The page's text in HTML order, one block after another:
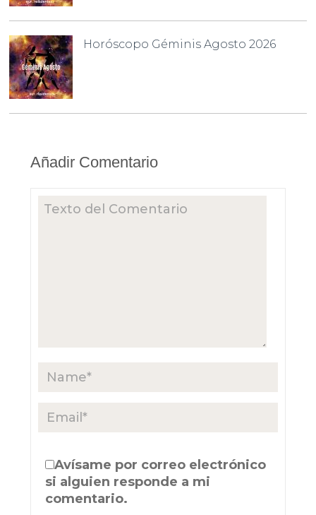
Horóscopo Géminis Agosto 2026
Añadir Comentario
Avísame por correo electrónico
si alguien responde a mi
comentario.